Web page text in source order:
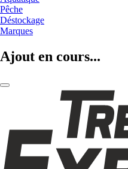
Pêche
Déstockage
Marques
Ajout en cours...